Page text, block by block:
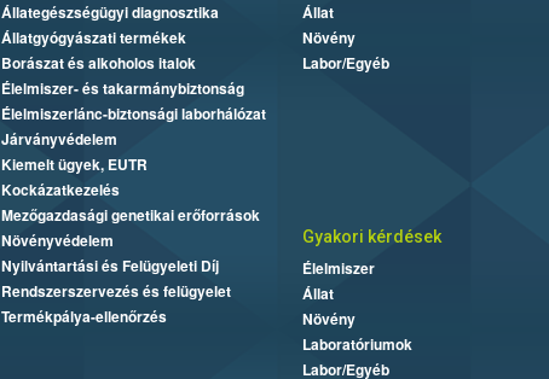
Állategészségügyi diagnosztika
Állatgyógyászati termékek
Borászat és alkoholos italok
Élelmiszer- és takarmánybiztonság
Élelmiszerlánc-biztonsági laborhálózat
Járványvédelem
Kiemelt ügyek, EUTR
Kockázatkezelés
Mezőgazdasági genetikai erőforrások
Növényvédelem
Nyilvántartási és Felügyeleti Díj
Rendszerszervezés és felügyelet
Termékpálya-ellenőrzés
Állat
Növény
Labor/Egyéb
Gyakori kérdések
Élelmiszer
Állat
Növény
Laboratóriumok
Labor/Egyéb